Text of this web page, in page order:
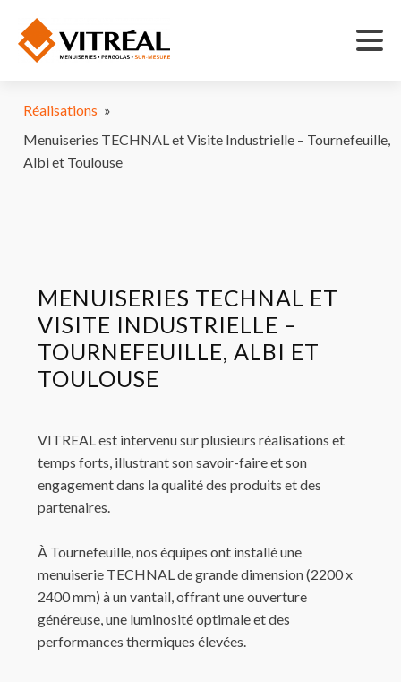
Réalisations »
Menuiseries TECHNAL et Visite Industrielle – Tournefeuille,
Albi et Toulouse
MENUISERIES TECHNAL ET
VISITE INDUSTRIELLE –
TOURNEFEUILLE, ALBI ET
TOULOUSE
VITREAL est intervenu sur plusieurs réalisations et
temps forts, illustrant son savoir-faire et son
engagement dans la qualité des produits et des
partenaires.
À Tournefeuille, nos équipes ont installé une
menuiserie TECHNAL de grande dimension (2200 x
2400 mm) à un vantail, offrant une ouverture
généreuse, une luminosité optimale et des
performances thermiques élevées.